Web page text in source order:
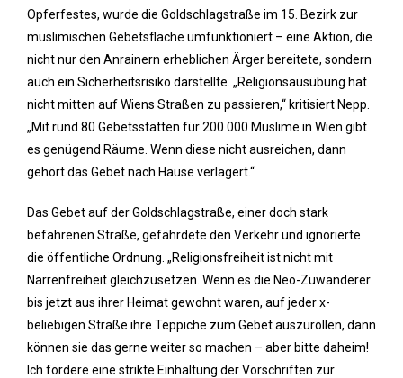
Opferfestes, wurde die Goldschlagstraße im 15. Bezirk zur
muslimischen Gebetsfläche umfunktioniert – eine Aktion, die
nicht nur den Anrainern erheblichen Ärger bereitete, sondern
auch ein Sicherheitsrisiko darstellte. „Religionsausübung hat
nicht mitten auf Wiens Straßen zu passieren,“ kritisiert Nepp.
„Mit rund 80 Gebetsstätten für 200.000 Muslime in Wien gibt
es genügend Räume. Wenn diese nicht ausreichen, dann
gehört das Gebet nach Hause verlagert.“
Das Gebet auf der Goldschlagstraße, einer doch stark
befahrenen Straße, gefährdete den Verkehr und ignorierte
die öffentliche Ordnung. „Religionsfreiheit ist nicht mit
Narrenfreiheit gleichzusetzen. Wenn es die Neo-Zuwanderer
bis jetzt aus ihrer Heimat gewohnt waren, auf jeder x-
beliebigen Straße ihre Teppiche zum Gebet auszurollen, dann
können sie das gerne weiter so machen – aber bitte daheim!
Ich fordere eine strikte Einhaltung der Vorschriften zur